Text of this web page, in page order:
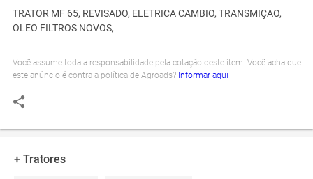
TRATOR MF 65, REVISADO, ELETRICA CAMBIO, TRANSMIÇAO,
OLEO FILTROS NOVOS,
Você assume toda a responsabilidade pela cotação deste item. Você acha que
este anúncio é contra a política de Agroads? Informar aqui
+ Tratores